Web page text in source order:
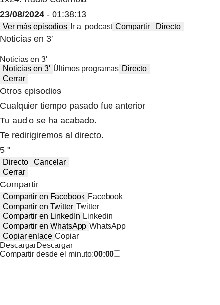
23/08/2024 - 01:38:13
Ver más episodios Ir al podcast Compartir Directo
Noticias en 3′
Noticias en 3′
Noticias en 3′ Últimos programas Directo
Cerrar
Otros episodios
Cualquier tiempo pasado fue anterior
Tu audio se ha acabado.
Te redirigiremos al directo.
5 "
Directo
Cancelar
Cerrar
Compartir
Compartir en Facebook Facebook
Compartir en Twitter Twitter
Compartir en LinkedIn Linkedin
Compartir en WhatsApp WhatsApp
Copiar enlace Copiar
DescargarDescargar
Compartir desde el minuto:00:00